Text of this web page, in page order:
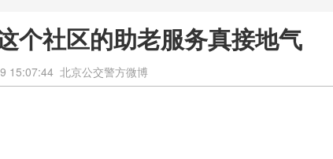
个社区的助老服务真接地气
15:07:44 北京公交警方微博